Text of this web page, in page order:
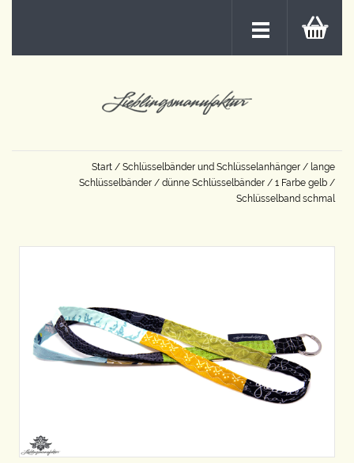
Start / Schlüsselbänder und Schlüsselanhänger / lange
Schlüsselbänder / dünne Schlüsselbänder / 1 Farbe gelb /
Schlüsselband schmal